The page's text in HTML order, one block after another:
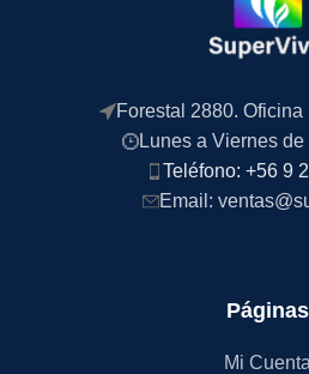
Forestal 2880.
Lunes a Viernes de
Teléfono: +56 9
Email:
Páginas
Mi Cuenta